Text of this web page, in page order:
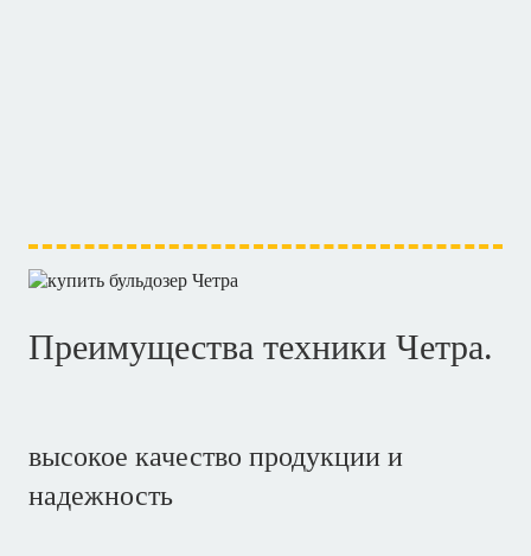
Преимущества техники Четра.
высокое качество продукции и
надежность